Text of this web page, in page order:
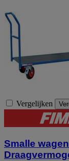
Vergelijken
Smalle